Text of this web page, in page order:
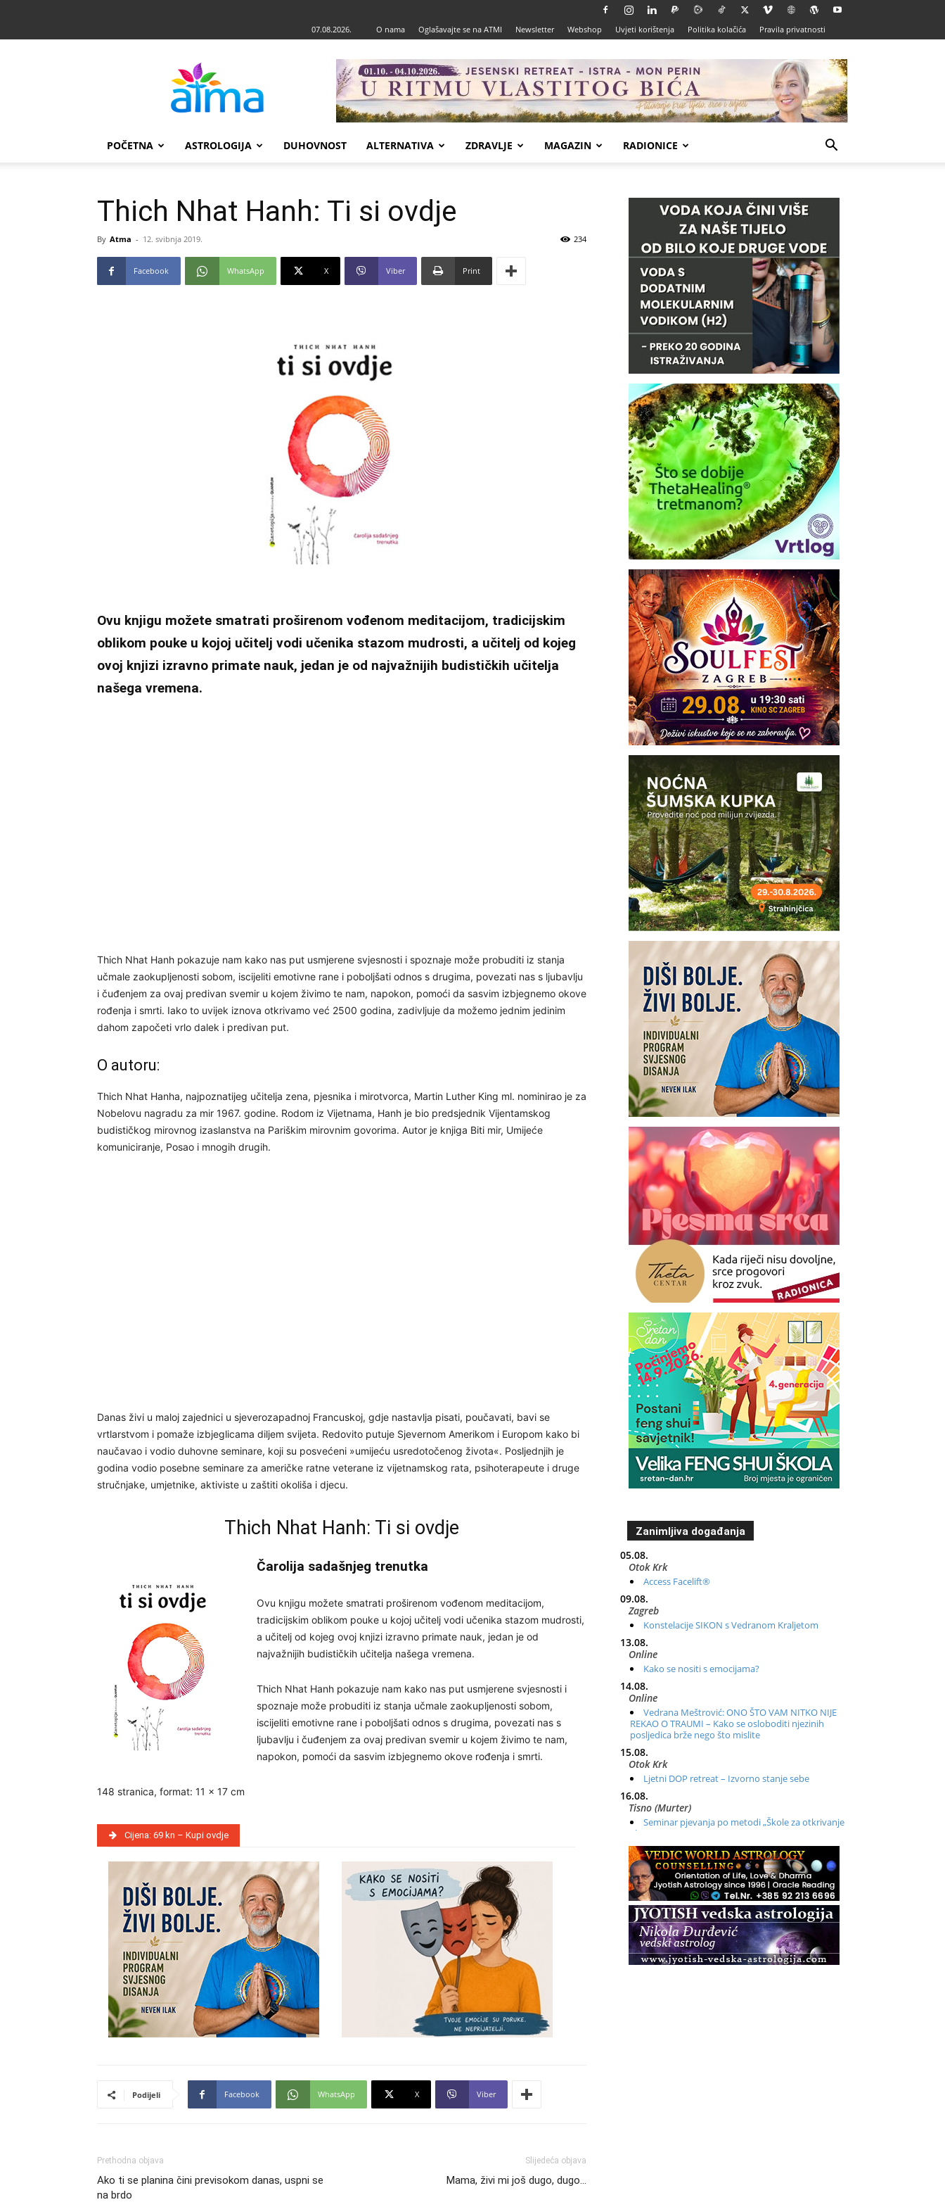
07.08.2026. O nama Oglašavajte se na ATMI Newsletter Webshop Uvjeti korištenja Politika kolačića Pravila privatnosti
POČETNA ASTROLOGIJA DUHOVNOST ALTERNATIVA ZDRAVLJE MAGAZIN RADIONICE
Thich Nhat Hanh: Ti si ovdje
By Atma - 12. svibnja 2019. 234
Facebook WhatsApp X Viber Print
Ovu knjigu možete smatrati proširenom vođenom meditacijom, tradicijskim
oblikom pouke u kojoj učitelj vodi učenika stazom mudrosti, a učitelj od kojeg
ovoj knjizi izravno primate nauk, jedan je od najvažnijih budističkih učitelja
našega vremena.
Thich Nhat Hanh pokazuje nam kako nas put usmjerene svjesnosti i spoznaje može probuditi iz stanja
učmale zaokupljenosti sobom, iscijeliti emotivne rane i poboljšati odnos s drugima, povezati nas s ljubavlju
i čuđenjem za ovaj predivan svemir u kojem živimo te nam, napokon, pomoći da sasvim izbjegnemo okove
rođenja i smrti. Iako to uvijek iznova otkrivamo već 2500 godina, zadivljuje da možemo jednim jedinim
dahom započeti vrlo dalek i predivan put.
O autoru:
Thich Nhat Hanha, najpoznatijeg učitelja zena, pjesnika i mirotvorca, Martin Luther King ml. nominirao je za
Nobelovu nagradu za mir 1967. godine. Rodom iz Vijetnama, Hanh je bio predsjednik Vijentamskog
budističkog mirovnog izaslanstva na Pariškim mirovnim govorima. Autor je knjiga Biti mir, Umijeće
komuniciranje, Posao i mnogih drugih.
Danas živi u maloj zajednici u sjeverozapadnoj Francuskoj, gdje nastavlja pisati, poučavati, bavi se
vrtlarstvom i pomaže izbjeglicama diljem svijeta. Redovito putuje Sjevernom Amerikom i Europom kako bi
naučavao i vodio duhovne seminare, koji su posvećeni »umijeću usredotočenog života«. Posljednjih je
godina vodio posebne seminare za američke ratne veterane iz vijetnamskog rata, psihoterapeute i druge
stručnjake, umjetnike, aktiviste u zaštiti okoliša i djecu.
Thich Nhat Hanh: Ti si ovdje
Čarolija sadašnjeg trenutka
Ovu knjigu možete smatrati proširenom vođenom meditacijom,
tradicijskim oblikom pouke u kojoj učitelj vodi učenika stazom mudrosti,
a učitelj od kojeg ovoj knjizi izravno primate nauk, jedan je od
najvažnijih budističkih učitelja našega vremena.
Thich Nhat Hanh pokazuje nam kako nas put usmjerene svjesnosti i
spoznaje može probuditi iz stanja učmale zaokupljenosti sobom,
iscijeliti emotivne rane i poboljšati odnos s drugima, povezati nas s
ljubavlju i čuđenjem za ovaj predivan svemir u kojem živimo te nam,
napokon, pomoći da sasvim izbjegnemo okove rođenja i smrti.
148 stranica, format: 11 x 17 cm
Cijena: 69 kn – Kupi ovdje
Podijeli Facebook WhatsApp X Viber
Prethodna objava
Ako ti se planina čini previsokom danas, uspni se
na brdo
Slijedeća objava
Mama, živi mi još dugo, dugo…
Zanimljiva događanja
05.08.
Otok Krk
Access Facelift®
09.08.
Zagreb
Konstelacije SIKON s Vedranom Kraljetom
13.08.
Online
Kako se nositi s emocijama?
14.08.
Online
Vedrana Meštrović: ONO ŠTO VAM NITKO NIJE
REKAO O TRAUMI – Kako se osloboditi njezinih
posljedica brže nego što mislite
15.08.
Otok Krk
Ljetni DOP retreat – Izvorno stanje sebe
16.08.
Tisno (Murter)
Seminar pjevanja po metodi „Škole za otkrivanje
glasa“
20.08.
Online
Radionica: Pomagači iz drugih dimenzija Online –
otvoreno za sve
21.08.
Zagreb+Online
Osnovni ThetaHealing® tečaj, Zagreb i Online
22.08.
Pula